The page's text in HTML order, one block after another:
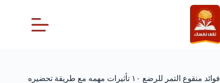
التجاوز
إلى
المحتوى
فوائد منقوع التمر للرضع ١٠ تأثيرات مهمه مع طريقة تحضيره